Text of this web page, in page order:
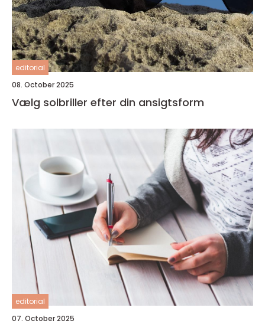
editorial
08. October 2025
Vælg solbriller efter din ansigtsform
editorial
07. October 2025